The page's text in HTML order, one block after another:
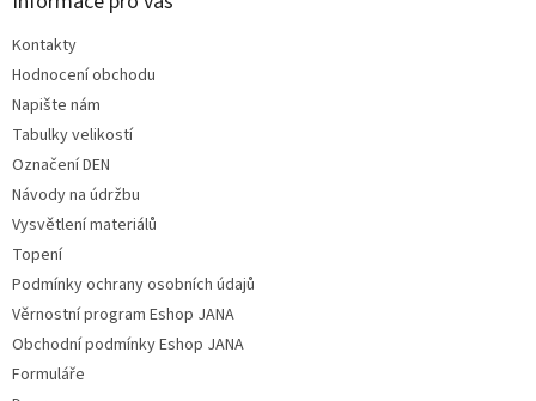
Kontakty
Hodnocení obchodu
Napište nám
Tabulky velikostí
Označení DEN
Návody na údržbu
Vysvětlení materiálů
Topení
Podmínky ochrany osobních údajů
Věrnostní program Eshop JANA
Obchodní podmínky Eshop JANA
Formuláře